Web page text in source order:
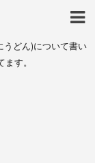
うどん)について書い
す。